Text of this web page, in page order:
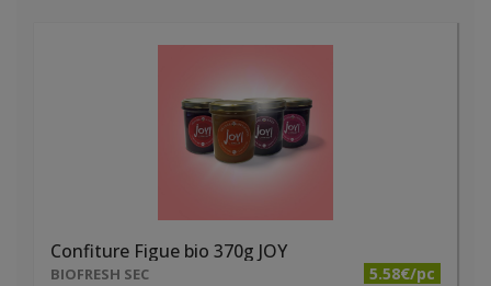
Confiture Figue bio 370g JOY
BIOFRESH SEC 5.58€/pc